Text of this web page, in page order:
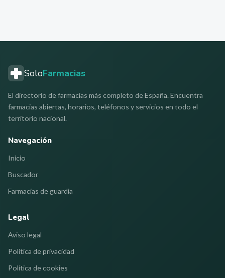
SoloFarmacias
El directorio de farmacias más completo de España. Encuentra
farmacias abiertas, horarios, teléfonos y servicios en todo el
territorio nacional.
Navegación
Inicio
Buscador
Farmacias de guardia
Legal
Aviso legal
Política de privacidad
Política de cookies